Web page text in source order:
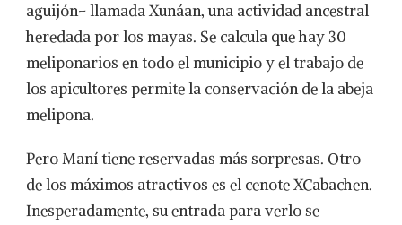
aguijón– llamada Xunáan, una actividad ancestral
heredada por los mayas. Se calcula que hay 30
meliponarios en todo el municipio y el trabajo de
los apicultores permite la conservación de la abeja
melipona.
Pero Maní tiene reservadas más sorpresas. Otro
de los máximos atractivos es el cenote XCabachen.
Inesperadamente, su entrada para verlo se